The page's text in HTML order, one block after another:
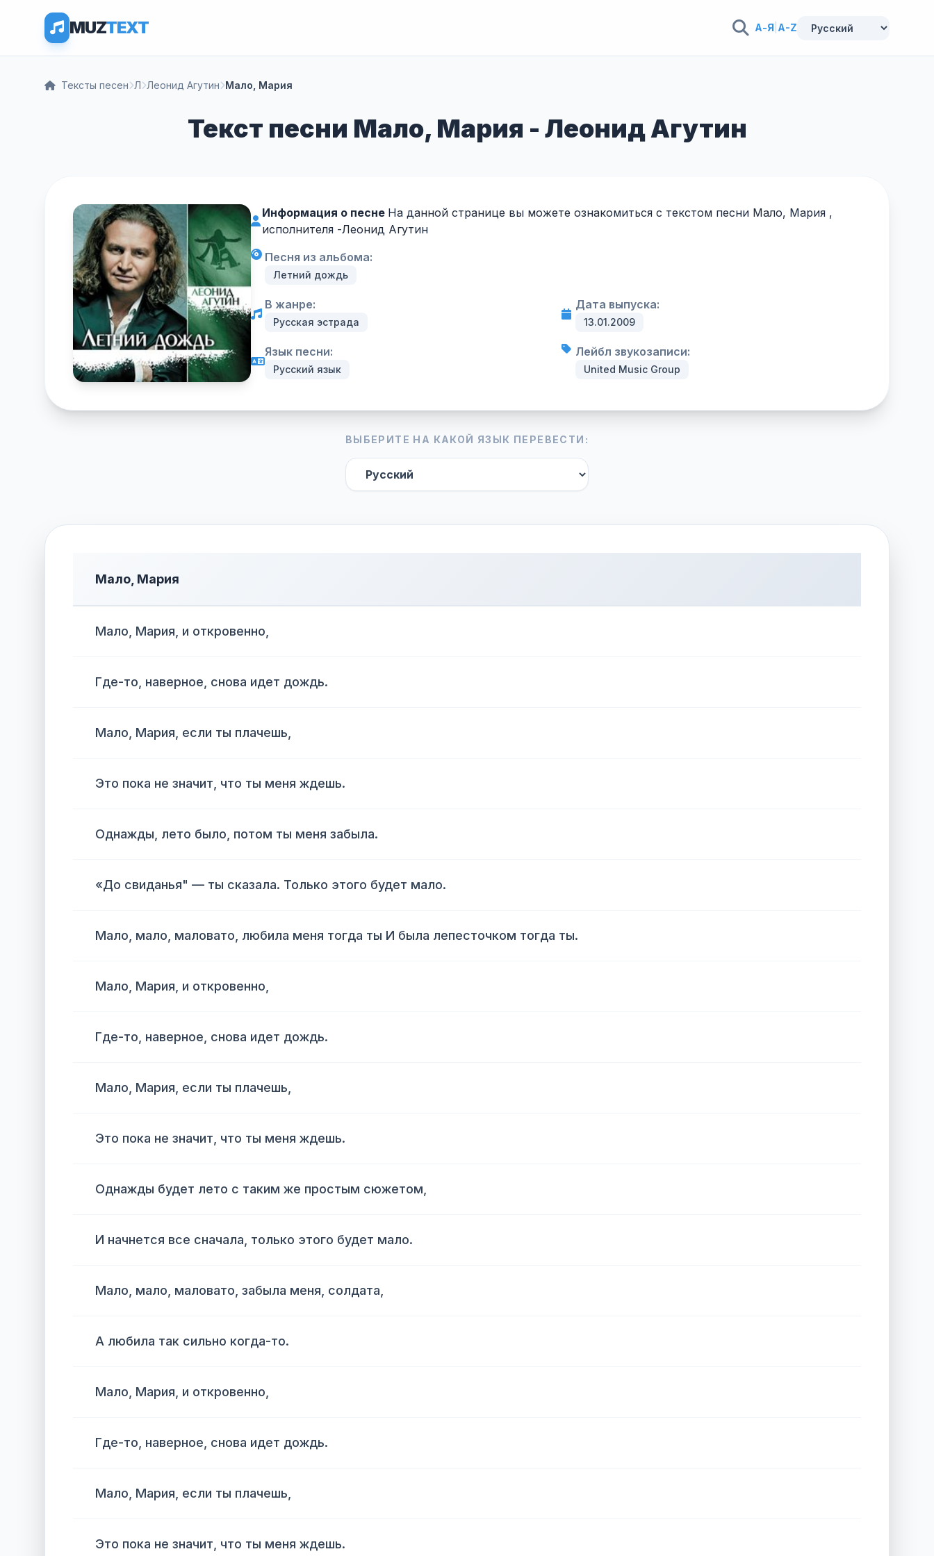
MUZTEXT А-Я A-Z
Тексты песен Л Леонид Агутин Мало, Мария
Текст песни Мало, Мария - Леонид Агутин
Информация о песне На данной странице вы можете ознакомиться с текстом песни Мало, Мария ,
исполнителя -Леонид Агутин
Песня из альбома:
Летний дождь
В жанре:
Русская эстрада
Дата выпуска:
13.01.2009
Язык песни:
Русский язык
Лейбл звукозаписи:
United Music Group
ВЫБЕРИТЕ НА КАКОЙ ЯЗЫК ПЕРЕВЕСТИ:
Мало, Мария
Мало, Мария, и откровенно,
Где-то, наверное, снова идет дождь.
Мало, Мария, если ты плачешь,
Это пока не значит, что ты меня ждешь.
Однажды, лето было, потом ты меня забыла.
«До свиданья" — ты сказала. Только этого будет мало.
Мало, мало, маловато, любила меня тогда ты И была лепесточком тогда ты.
Мало, Мария, и откровенно,
Где-то, наверное, снова идет дождь.
Мало, Мария, если ты плачешь,
Это пока не значит, что ты меня ждешь.
Однажды будет лето с таким же простым сюжетом,
И начнется все сначала, только этого будет мало.
Мало, мало, маловато, забыла меня, солдата,
А любила так сильно когда-то.
Мало, Мария, и откровенно,
Где-то, наверное, снова идет дождь.
Мало, Мария, если ты плачешь,
Это пока не значит, что ты меня ждешь.